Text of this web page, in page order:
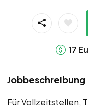
17
Jobbeschreibung
Für Vollzeitstellen,